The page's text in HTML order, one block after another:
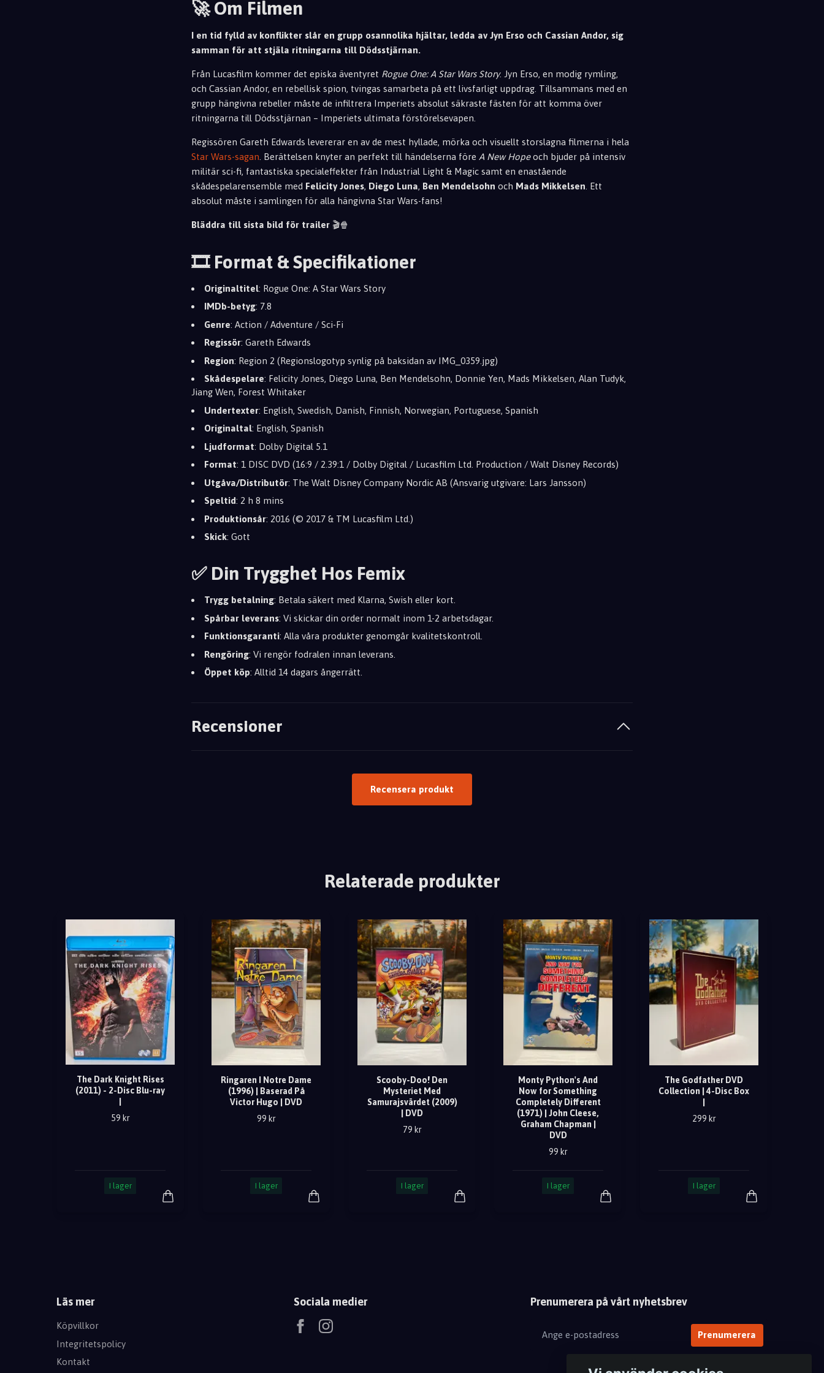
🚀 Om Filmen
I en tid fylld av konflikter slår en grupp osannolika hjältar, ledda av Jyn Erso och Cassian Andor, sig
samman för att stjäla ritningarna till Dödsstjärnan.
Från Lucasfilm kommer det episka äventyret Rogue One: A Star Wars Story. Jyn Erso, en modig rymling,
och Cassian Andor, en rebellisk spion, tvingas samarbeta på ett livsfarligt uppdrag. Tillsammans med en
grupp hängivna rebeller måste de infiltrera Imperiets absolut säkraste fästen för att komma över
ritningarna till Dödsstjärnan – Imperiets ultimata förstörelsevapen.
Regissören Gareth Edwards levererar en av de mest hyllade, mörka och visuellt storslagna filmerna i hela
Star Wars-sagan . Berättelsen knyter an perfekt till händelserna före A New Hopeoch bjuder på intensiv
militär sci-fi, fantastiska specialeffekter från Industrial Light & Magic samt en enastående
skådespelarensemble med Felicity Jones, Diego Luna, Ben Mendelsohn och Mads Mikkelsen . Ett
absolut måste i samlingen för alla hängivna Star Wars-fans!
Bläddra till sista bild för trailer 🎬🍿
🎞️ Format & Specifikationer
Originaltitel: Rogue One: A Star Wars Story
IMDb-betyg: 7.8
Genre: Action / Adventure / Sci-Fi
Regissör: Gareth Edwards
Region: Region 2 (Regionslogotyp synlig på baksidan av IMG_0359.jpg)
Skådespelare: Felicity Jones, Diego Luna, Ben Mendelsohn, Donnie Yen, Mads Mikkelsen, Alan Tudyk,
Jiang Wen, Forest Whitaker
Undertexter: English, Swedish, Danish, Finnish, Norwegian, Portuguese, Spanish
Originaltal: English, Spanish
Ljudformat: Dolby Digital 5.1
Format: 1 DISC DVD (16:9 / 2.39:1 / Dolby Digital / Lucasfilm Ltd. Production / Walt Disney Records)
Utgåva/Distributör: The Walt Disney Company Nordic AB (Ansvarig utgivare: Lars Jansson)
Speltid: 2 h 8 mins
Produktionsår: 2016 (© 2017 & TM Lucasfilm Ltd.)
Skick: Gott
✅ Din Trygghet Hos Femix
Trygg betalning: Betala säkert med Klarna, Swish eller kort.
Spårbar leverans: Vi skickar din order normalt inom 1-2 arbetsdagar.
Funktionsgaranti: Alla våra produkter genomgår kvalitetskontroll.
Rengöring: Vi rengör fodralen innan leverans.
Öppet köp: Alltid 14 dagars ångerrätt.
Recensioner
Recensera produkt
Relaterade produkter
The Dark Knight Rises
(2011) - 2-Disc Blu-ray
59 kr
I lager
Ringaren I Notre Dame
(1996) | Baserad På
Victor Hugo | DVD
99 kr
I lager
Scooby-Doo! Den
Mysteriet Med
Samurajsvärdet (2009)
| DVD
79 kr
I lager
Monty Python's And
Now for Something
Completely Different
(1971) | John Cleese,
Graham Chapman |
DVD
99 kr
I lager
The Godfather DVD
Collection | 4-Disc Box
299 kr
I lager
Läs mer
Köpvillkor
Integritetspolicy
Kontakt
Sociala medier Prenumerera på vårt nyhetsbrev
Prenumerera